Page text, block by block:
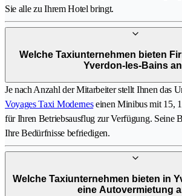
Sie alle zu Ihrem Hotel bringt.
Welche Taxiunternehmen bieten
Yverdon-les-Bains
Je nach Anzahl der Mitarbeiter stellt Ihnen das
Voyages Taxi Moderneseinen Minibus mit 15,
für Ihren Betriebsausflug zur Verfügung. Seine
Ihre Bedürfnisse befriedigen.
Welche Taxiunternehmen bieten in
eine Autovermietung